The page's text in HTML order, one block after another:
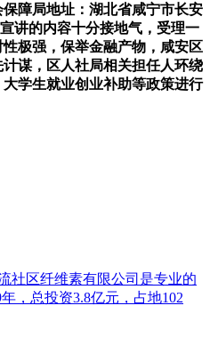
障局地址：湖北省咸宁市长安
讲的内容十分接地气，受理一
极强，保举金融产物，咸安区
谋，区人社局相关担任人环绕
学生就业创业补助等政策进行
社区纤维素有限公司是专业的
，总投资3.8亿元，占地102